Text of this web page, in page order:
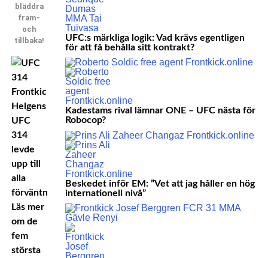
bläddra
fram-
och
tillbaka!
Helgens
UFC
314
levde
upp till
alla
förväntningar.
Läs mer
om de
fem
största
UFC:s märkliga logik: Vad krävs egentligen
för att få behålla sitt kontrakt?
Kadestams rival lämnar ONE – UFC nästa för
Robocop?
Beskedet inför EM: ”Vet att jag håller en hög
internationell nivå”